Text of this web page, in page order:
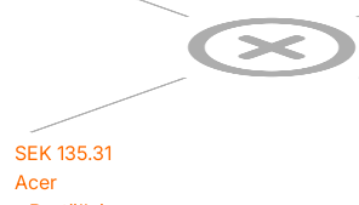
SEK 135.31
Acer